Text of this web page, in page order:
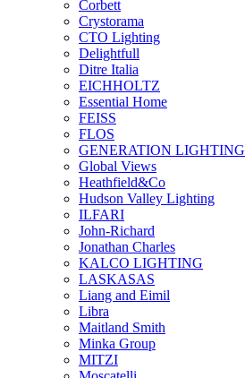
Corbett
Crystorama
CTO Lighting
Delightfull
Ditre Italia
EICHHOLTZ
Essential Home
FEISS
FLOS
GENERATION LIGHTING
Global Views
Heathfield&Co
Hudson Valley Lighting
ILFARI
John-Richard
Jonathan Charles
KALCO LIGHTING
LASKASAS
Liang and Eimil
Libra
Maitland Smith
Minka Group
MITZI